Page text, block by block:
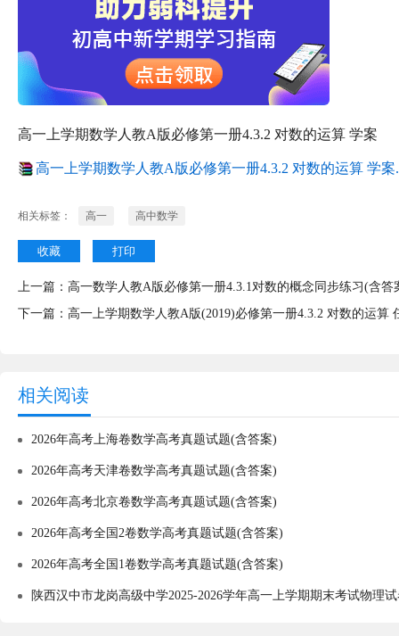
高一上学期数学人教A版必修第一册4.3.2 对数的运算 学案
高一上学期数学人教A版必修第一册4.3.2 对数的运算 学案
相关标签： 高一 高中数学
收藏 打印
上一篇： 高一数学人教A版必修第一册4.3.1对数的概念同步练习(含答
下一篇： 高一上学期数学人教A版(2019)必修第一册4.3.2 对数的运算
相关阅读
2026年高考上海卷数学高考真题试题(含答案)
2026年高考天津卷数学高考真题试题(含答案)
2026年高考北京卷数学高考真题试题(含答案)
2026年高考全国2卷数学高考真题试题(含答案)
2026年高考全国1卷数学高考真题试题(含答案)
陕西汉中市龙岗高级中学2025-2026学年高一上学期期末考试物理